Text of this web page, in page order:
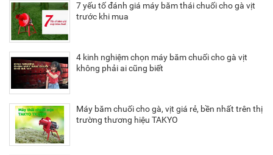
7 yếu tố đánh giá máy băm thái chuối cho gà vịt
trước khi mua
4 kinh nghiệm chọn máy băm chuối cho gà vịt
không phải ai cũng biết
Máy băm chuối cho gà, vịt giá rẻ, bền nhất trên thị
trường thương hiệu TAKYO